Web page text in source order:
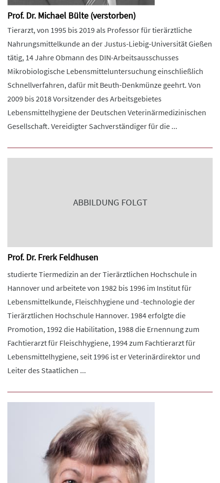
Prof. Dr. Michael Bülte (verstorben)
Tierarzt, von 1995 bis 2019 als Professor für tierärztliche
Nahrungsmittelkunde an der Justus-Liebig-Universität Gießen
tätig, 14 Jahre Obmann des DIN-Arbeitsausschusses
Mikrobiologische Lebensmitteluntersuchung einschließlich
Schnellverfahren, dafür mit Beuth-Denkmünze geehrt. Von
2009 bis 2018 Vorsitzender des Arbeitsgebietes
Lebensmittelhygiene der Deutschen Veterinärmedizinischen
Gesellschaft. Vereidigter Sachverständiger für die ...
ABBILDUNG FOLGT
Prof. Dr. Frerk Feldhusen
studierte Tiermedizin an der Tierärztlichen Hochschule in
Hannover und arbeitete von 1982 bis 1996 im Institut für
Lebensmittelkunde, Fleischhygiene und -technologie der
Tierärztlichen Hochschule Hannover. 1984 erfolgte die
Promotion, 1992 die Habilitation, 1988 die Ernennung zum
Fachtierarzt für Fleischhygiene, 1994 zum Fachtierarzt für
Lebensmittelhygiene, seit 1996 ist er Veterinärdirektor und
Leiter des Staatlichen ...